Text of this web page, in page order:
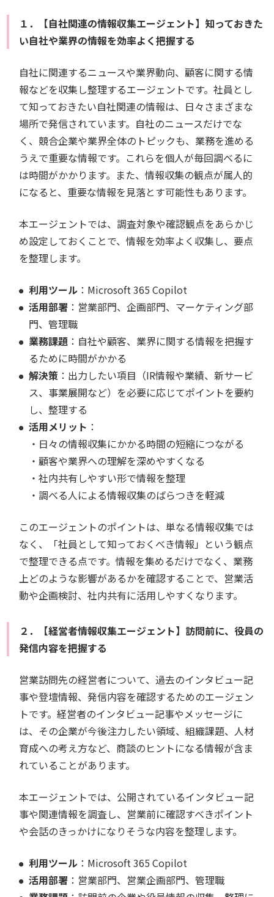
１．【自社関連の情報収集エージェント】知っておきた
い自社や業界の情報を効率よく把握する
自社に関連するニュースや業界動向、顧客に関する情
報などを収集し整理するエージェントです。社員とし
て知っておきたい自社関連の情報は、日々さまざまな
場所で発信されています。自社のニュースだけでな
く、競合企業や業界全体のトピックも、業務を進める
うえで重要な情報です。これらを個人が毎回調べるに
は時間がかかります。また、情報収集の観点が属人的
になると、重要な情報を見落とす可能性もあります。
本エージェントでは、調査対象や確認観点をあらかじ
め設定しておくことで、情報を効率よく収集し、要点
を整理します。
利用ツール ：Microsoft 365 Copilot
活用部署 ：営業部門、企画部門、マーケティング部
門、管理職
業務課題 ：自社や顧客、業界に関する情報を把握す
るために時間がかかる
解決策 ：出力したい項目（IR情報や業績、新サービ
ス、事業展開など）を必要に応じてポイントを要約
し、整理する
活用メリット ：
・日々の情報収集にかかる時間の短縮につながる
・顧客や業界への理解を深めやすくなる
・社内共有しやすい形で情報を整理
・調べる人による情報収集のばらつきを軽減
このエージェントのポイントは、単なる情報収集では
なく、「社員として知っておくべき情報」という観点
で整理できる点です。情報を集めるだけでなく、業務
上どのような影響があるかを確認することで、営業活
動や企画検討、社内共有に活用しやすくなります。
２．【経営者情報収集エージェント】訪問前に、役員の
発信内容を把握する
営業訪問先の経営者について、過去のインタビュー記
事や登壇情報、発信内容を確認するためのエージェン
トです。経営者のインタビュー記事やメッセージに
は、その企業が今後注力したい領域、組織課題、人材
育成への考え方など、商談のヒントになる情報が含ま
れていることがあります。
本エージェントでは、公開されているインタビュー記
事や関連情報を調査し、営業前に確認すべきポイント
や会話のきっかけになりそうな内容を整理します。
利用ツール ：Microsoft 365 Copilot
活用部署 ：営業部門、営業企画部門、管理職